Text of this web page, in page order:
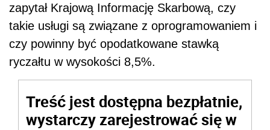
zapytał Krajową Informację Skarbową, czy
takie usługi są związane z oprogramowaniem i
czy powinny być opodatkowane stawką
ryczałtu w wysokości 8,5%.
Treść jest dostępna bezpłatnie,
wystarczy zarejestrować się w